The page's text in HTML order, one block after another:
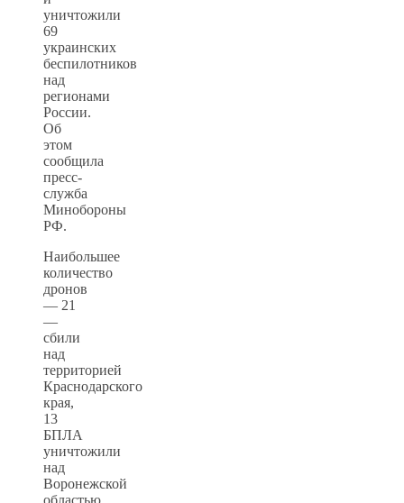
уничтожили
69
украинских
беспилотников
над
регионами
России.
Об
этом
сообщила
пресс-
служба
Минобороны
РФ.
Наибольшее
количество
дронов
— 21
—
сбили
над
территорией
Краснодарского
края,
13
БПЛА
уничтожили
над
Воронежской
областью,